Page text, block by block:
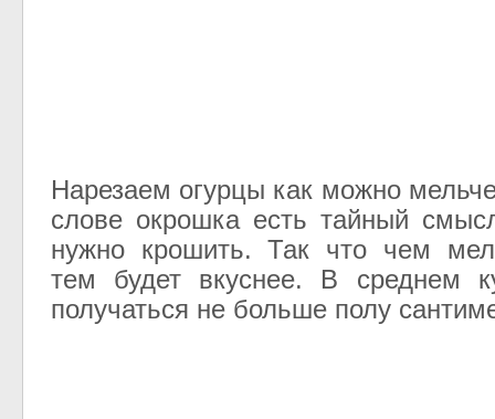
Нарезаем огурцы как можно
слове окрошка есть тайный
нужно крошить. Так что чем
тем будет вкуснее. В среднем
получаться не больше полу